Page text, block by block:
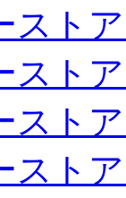
スト
スト
スト
スト